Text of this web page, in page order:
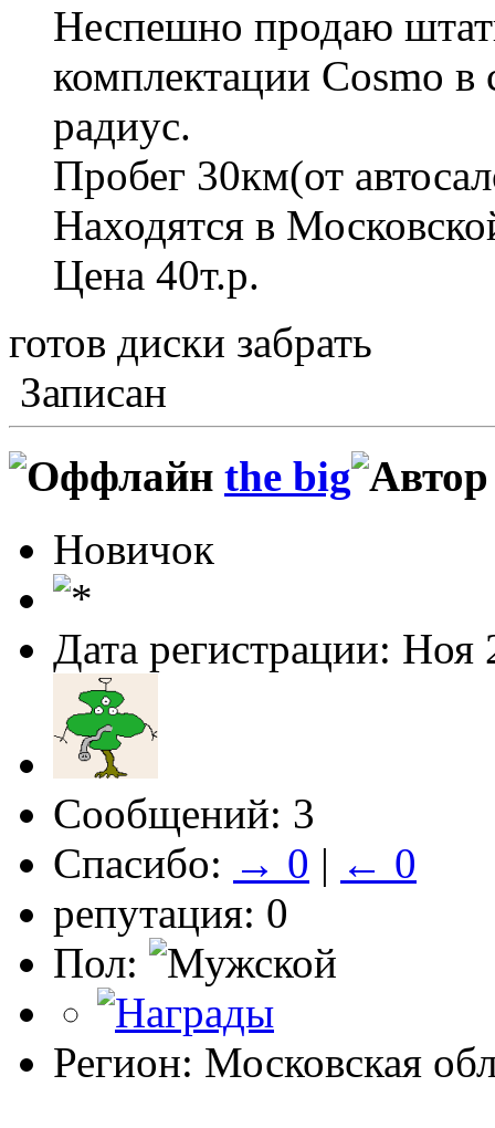
Неспешно продаю
комплектации Cosmo в
радиус.
Пробег 30км(от
Находятся в
Цена 40т.р.
готов диски забрать
Записан
the big
Новичок
Дата регистрации: Ноя
Сообщений: 3
Спасибо: → 0 | ← 0
репутация: 0
Пол:
Регион: Московская